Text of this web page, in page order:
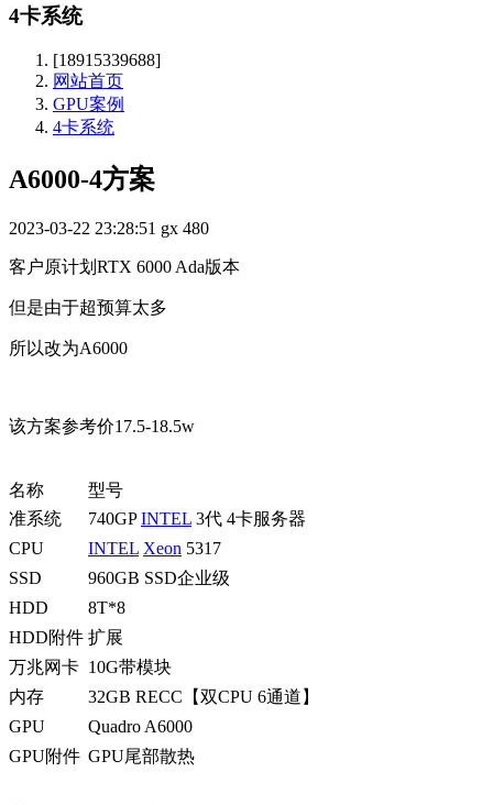
4卡系统
[18915339688]
网站首页
GPU案例
4卡系统
A6000-4方案
2023-03-22 23:28:51 gx 480
客户原计划RTX 6000 Ada版本
但是由于超预算太多
所以改为A6000
该方案参考价17.5-18.5w
名称
型号
准系统
740GPINTEL 3代 4卡服务器
CPU
INTEL Xeon 5317
SSD
960GB SSD企业级
HDD
8T*8
HDD附件 扩展
万兆网卡 10G带模块
内存
32GB RECC【双CPU 6通道】
GPU
Quadro A6000
GPU附件 GPU尾部散热